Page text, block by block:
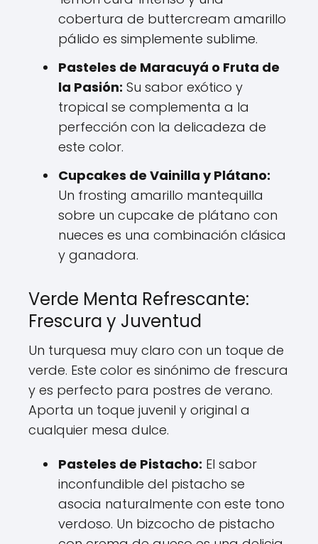
cobertura de buttercream amarillo
pálido es simplemente sublime.
Pasteles de Maracuyá o Fruta de
la Pasión: Su sabor exótico y
tropical se complementa a la
perfección con la delicadeza de
este color.
Cupcakes de Vainilla y Plátano:
Un frosting amarillo mantequilla
sobre un cupcake de plátano con
nueces es una combinación clásica
y ganadora.
Verde Menta Refrescante:
Frescura y Juventud
Un turquesa muy claro con un toque de
verde. Este color es sinónimo de frescura
y es perfecto para postres de verano.
Aporta un toque juvenil y original a
cualquier mesa dulce.
Pasteles de Pistacho: El sabor
inconfundible del pistacho se
asocia naturalmente con este tono
verdoso. Un bizcocho de pistacho